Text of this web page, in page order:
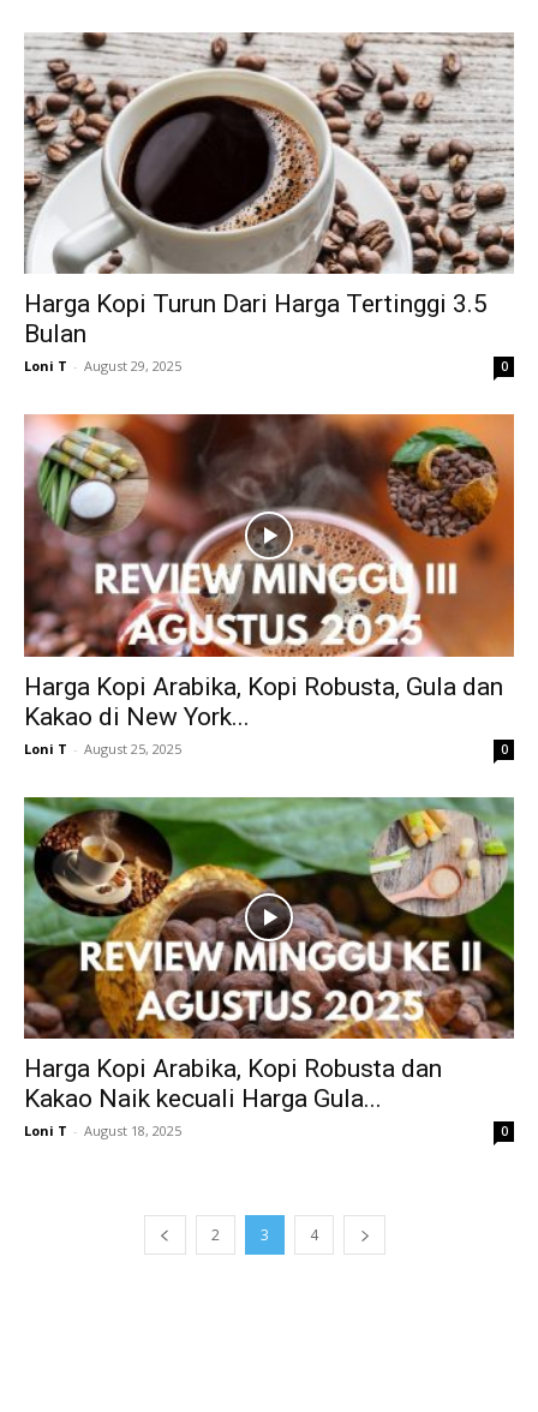
Harga Kopi Turun Dari Harga Tertinggi 3.5
Bulan
Loni T - August 29, 2025 0
Harga Kopi Arabika, Kopi Robusta, Gula dan
Kakao di New York...
Loni T - August 25, 2025 0
Harga Kopi Arabika, Kopi Robusta dan
Kakao Naik kecuali Harga Gula...
Loni T - August 18, 2025 0
2 3 4